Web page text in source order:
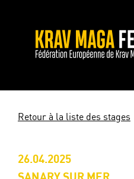
Retour à la liste des stages
26.04.2025